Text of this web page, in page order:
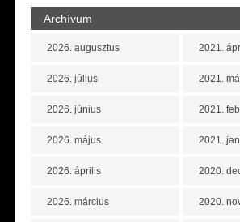
Archívum
2026. augusztus
2026. július
2026. június
2026. május
2026. április
2026. március
2021.
2021.
2021.
2021.
2020.
2020.